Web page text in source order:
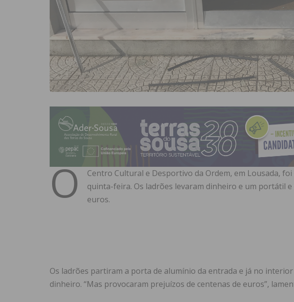
O
Centro Cultural e Desportivo da Ordem, em Lousada,
quinta-feira. Os ladrões levaram dinheiro e um portátil
euros.
Os ladrões partiram a porta de alumínio da entrada e já no
dinheiro. “Mas provocaram prejuízos de centenas de euros”,